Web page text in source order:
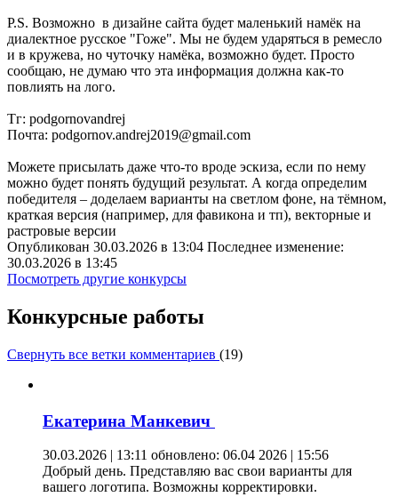
P.S. Возможно в дизайне сайта будет маленький намёк на
диалектное русское "Гоже". Мы не будем ударяться в ремесло
и в кружева, но чуточку намёка, возможно будет. Просто
сообщаю, не думаю что эта информация должна как-то
повлиять на лого.
Тг: podgornovandrej
Почта: podgornov.andrej2019@gmail.com
Можете присылать даже что-то вроде эскиза, если по нему
можно будет понять будущий результат. А когда определим
победителя – доделаем варианты на светлом фоне, на тёмном,
краткая версия (например, для фавикона и тп), векторные и
растровые версии
Опубликован 30.03.2026 в 13:04 Последнее изменение:
30.03.2026 в 13:45
Посмотреть другие конкурсы
Конкурсные работы
Свернуть все ветки комментариев (19)
Екатерина Манкевич
30.03.2026 | 13:11 обновлено: 06.04 2026 | 15:56
Добрый день. Представляю вас свои варианты для
вашего логотипа. Возможны корректировки.